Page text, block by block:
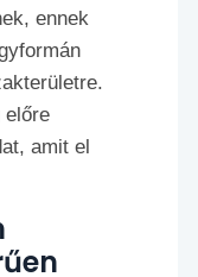
ennek
előre
amit el